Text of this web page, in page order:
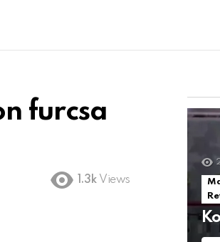
furcsa
1.3k Views